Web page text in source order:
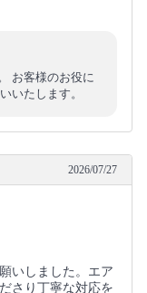
お客様のお役に
いたします。
2026/07/27
いしました。エア
さり丁寧な対応を